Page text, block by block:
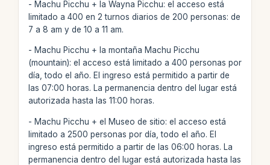
- Machu Picchu + la Wayna Picchu: el acceso está
limitado a 400 en 2 turnos diarios de 200 personas: de
7 a 8 am y de 10 a 11 am.
- Machu Picchu + la montaña Machu Picchu
(mountain): el acceso está limitado a 400 personas por
día, todo el año. El ingreso está permitido a partir de
las 07:00 horas. La permanencia dentro del lugar está
autorizada hasta las 11:00 horas.
- Machu Picchu + el Museo de sitio: el acceso está
limitado a 2500 personas por día, todo el año. El
ingreso está permitido a partir de las 06:00 horas. La
permanencia dentro del lugar está autorizada hasta las